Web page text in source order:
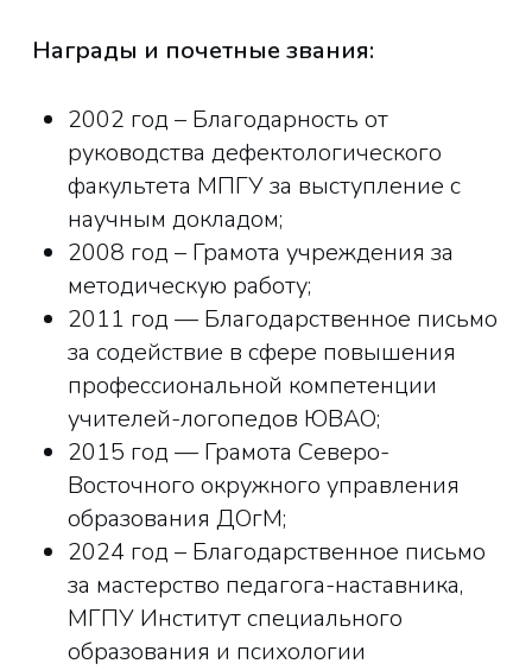
Награды и почетные звания:
2002 год – Благодарность от
руководства дефектологического
факультета МПГУ за выступление с
научным докладом;
2008 год – Грамота учреждения за
методическую работу;
2011 год — Благодарственное письмо
за содействие в сфере повышения
профессиональной компетенции
учителей-логопедов ЮВАО;
2015 год — Грамота Северо-
Восточного окружного управления
образования ДОгМ;
2024 год – Благодарственное письмо
за мастерство педагога-наставника,
МГПУ Институт специального
образования и психологии